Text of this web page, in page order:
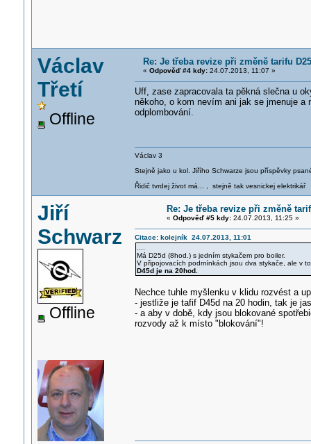
Václav
Třetí
Offline
Re: Je třeba revize při změně tarifu
« Odpověď #4 kdy:24.07.2013, 11:07 »
Uff, zase zapracovala ta pěkná slečna u
někoho, o kom nevím ani jak se jmenuje a
odplombování.
Václav 3
Stejně jako u kol. Jiřího Schwarze jsou příspěvky
Řidič tvrdej život má... , stejně tak vesnickej elektrikář
Jiří
Schwarz
Offline
Re: Je třeba revize při změně
« Odpověď #5 kdy:24.07.2013, 11:25 »
Citace: kolejník 24.07.2013, 11:01
Má D25d (8hod.) s jedním stykačem pro boiler.
V připojovacích podmínkách jsou dva stykače, ale v
D45d je na 20hod.
Nechce tuhle myšlenku v klidu rozvést a
- jestliže je tafif D45d na 20 hodin, tak je
- a aby v době, kdy jsou blokované
rozvody až k místo "blokování"!